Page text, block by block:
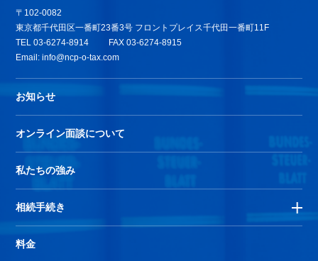
〒102-0082
東京都千代田区一番町23番3号 フロントプレイス千代田一番町11F
TEL03-6274-8914
FAX 03-6274-8915
Email:info@ncp-o-tax.com
お知らせ
オンライン面談について
私たちの強み
相続手続き
料金